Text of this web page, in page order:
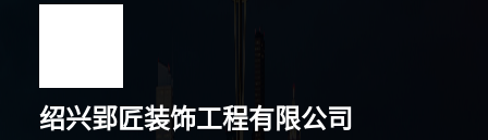
绍兴郢匠装饰工程有限公司